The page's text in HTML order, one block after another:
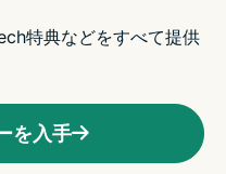
特典などをすべて提供
を入手